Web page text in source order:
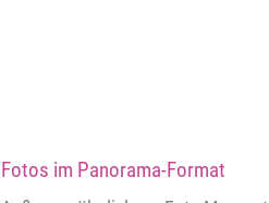
Fotos im Panorama-Format